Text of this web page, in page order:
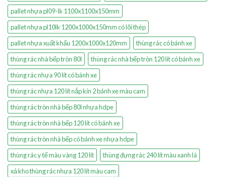
pallet nhựa pl09-lk 1100x1100x150mm
pallet nhựa pl10lk 1200x1000x150mm có lõi thép
pallet nhựa xuất khẩu 1200x1000x120mm
thùng rác có bánh xe
thùng rác nhà bếp tròn 80l
thùng rác nhà bếp tròn 120 lít có bánh xe
thùng rác nhựa 90 lít có bánh xe
thùng rác nhựa 120 lít nắp kín 2 bánh xe màu cam
thùng rác tròn nhà bếp 80l nhựa hdpe
thùng rác tròn nhà bếp 120 lít có bánh xe
thùng rác tròn nhà bếp có bánh xe nhựa hdpe
thùng rác y tế màu vàng 120 lít
thùng đựng rác 240 lít màu xanh lá
xả kho thùng rác nhựa 120 lít màu cam